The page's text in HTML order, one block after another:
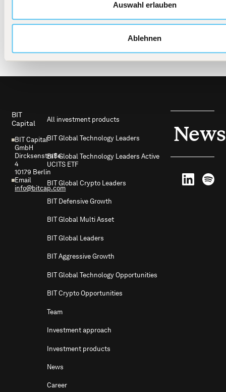
Auswahl erlauben
Ablehnen
BIT Capital's equity and crypto funds invest globally
in tomorrow's technology leaders.
BIT
Capital
BIT Capital
GmbH
Dircksenstraße
4
10179 Berlin
Email
info@bitcap.com
All investment products
BIT Global Technology Leaders
BIT Global Technology Leaders Active
UCITS ETF
BIT Global Crypto Leaders
BIT Defensive Growth
BIT Global Multi Asset
BIT Global Leaders
BIT Aggressive Growth
BIT Global Technology Opportunities
BIT Crypto Opportunities
Team
Investment approach
Investment products
News
Career